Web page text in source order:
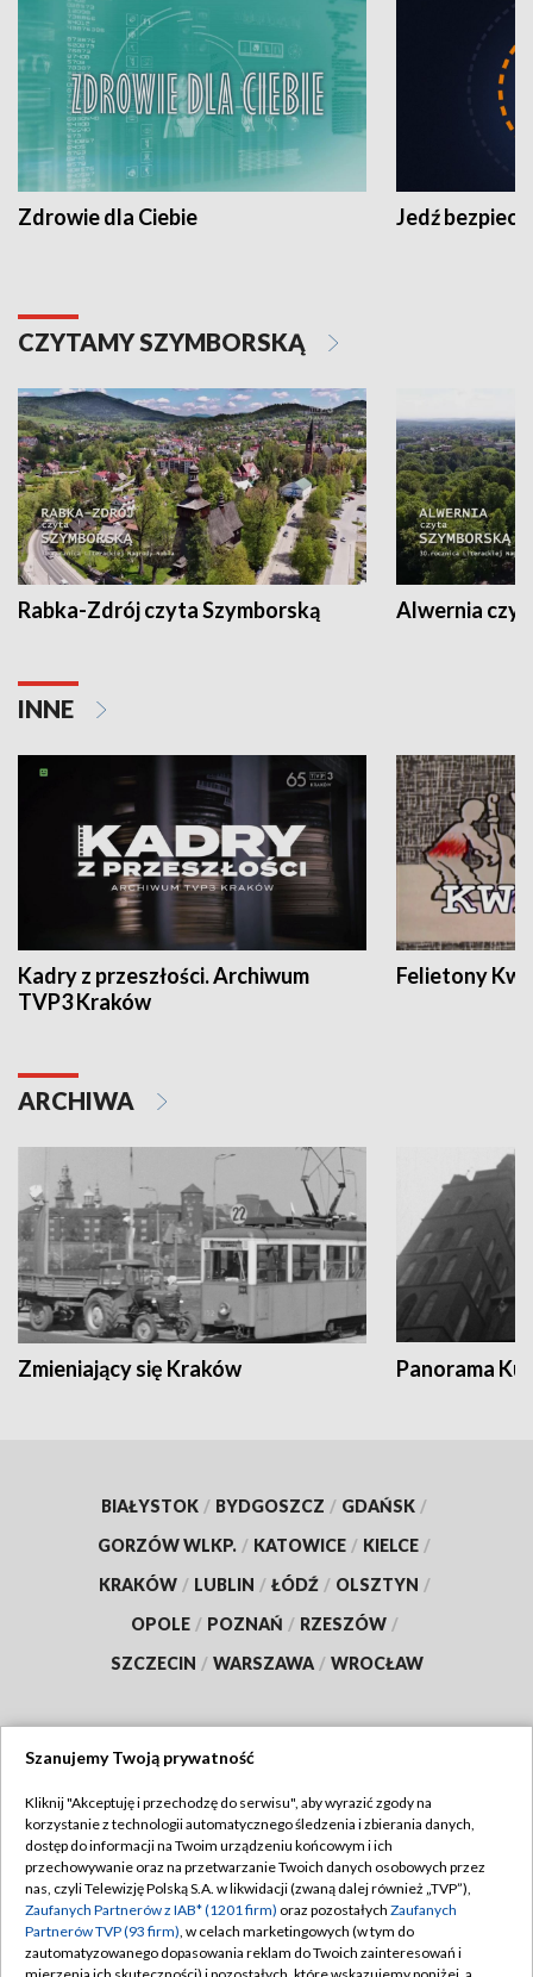
Zdrowie dla Ciebie Jedź
CZYTAMY SZYMBORSKĄ
Rabka-Zdrój czyta Szymborską Alwernia
INNE
Kadry z przeszłości. Archiwum
TVP3 Kraków
Felietony
ARCHIWA
Zmieniający się Kraków Panorama
BIAŁYSTOK / BYDGOSZCZ / GDAŃSK /
GORZÓW WLKP. / KATOWICE / KIELCE /
KRAKÓW / LUBLIN / ŁÓDŹ / OLSZTYN /
OPOLE / POZNAŃ / RZESZÓW /
SZCZECIN / WARSZAWA / WROCŁAW
TVP
Abonament TVP
Emisja w TVP
Centrum informacji TVP
Regulamin TVP
Polityka prywatności
Moje zgody
Szanujemy Twoją prywatność
Kliknij "Akceptuję i przechodzę do serwisu", aby wyrazić zgody na
korzystanie z technologii automatycznego śledzenia i zbierania danych,
dostęp do informacji na Twoim urządzeniu końcowym i ich
przechowywanie oraz na przetwarzanie Twoich danych osobowych przez
nas, czyli Telewizję Polską S.A. w likwidacji (zwaną dalej również „TVP”),
Zaufanych Partnerów z IAB* (1201 firm) oraz pozostałych Zaufanych
Partnerów TVP (93 firm), w celach marketingowych (w tym do
zautomatyzowanego dopasowania reklam do Twoich zainteresowań i